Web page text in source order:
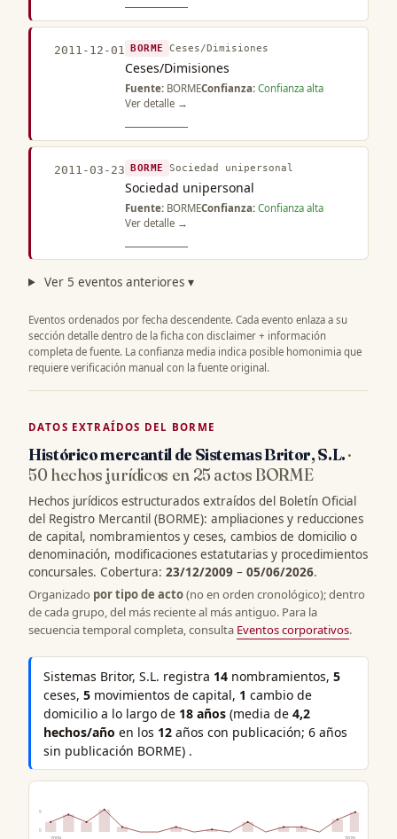
2011-12-01 BORME Ceses/Dimisiones
Ceses/Dimisiones
Fuente: BORMEConfianza: Confianza alta
Ver detalle →
2011-03-23 BORME Sociedad unipersonal
Sociedad unipersonal
Fuente: BORMEConfianza: Confianza alta
Ver detalle →
Ver 5 eventos anteriores ▾
Eventos ordenados por fecha descendente. Cada evento enlaza a su
sección detalle dentro de la ficha con disclaimer + información
completa de fuente. La confianza media indica posible homonimia que
requiere verificación manual con la fuente original.
DATOS EXTRAÍDOS DEL BORME
Histórico mercantil de Sistemas Britor, S.L.·
50 hechos jurídicos en 25 actos BORME
Hechos jurídicos estructurados extraídos del Boletín Oficial
del Registro Mercantil (BORME): ampliaciones y reducciones
de capital, nombramientos y ceses, cambios de domicilio o
denominación, modificaciones estatutarias y procedimientos
concursales. Cobertura: 23/12/2009 – 05/06/2026.
Organizado por tipo de acto(no en orden cronológico); dentro
de cada grupo, del más reciente al más antiguo. Para la
secuencia temporal completa, consulta Eventos corporativos.
Sistemas Britor, S.L. registra 14 nombramientos,5
ceses,5 movimientos de capital, 1 cambio de
domicilio a lo largo de 18 años (media de4,2
hechos/año en los 12 años con publicación; 6 años
sin publicación BORME) .
9
0
2009
2026